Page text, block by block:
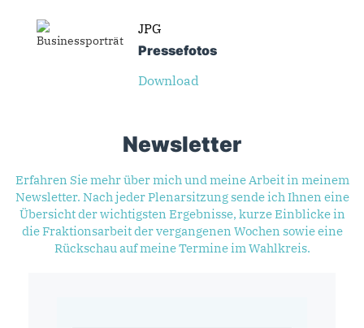
JPG
Presse­fotos
Download
Newsletter
Erfahren Sie mehr über mich und meine Arbeit in meinem
Newsletter. Nach jeder Plenarsitzung sende ich Ihnen eine
Übersicht der wichtigsten Ergebnisse, kurze Einblicke in
die Fraktionsarbeit der vergangenen Wochen sowie eine
Rückschau auf meine Termine im Wahlkreis.